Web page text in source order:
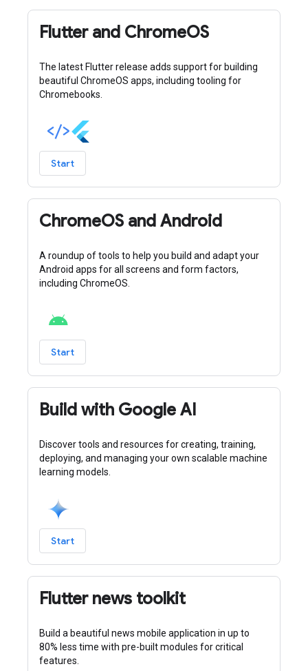
Flutter and ChromeOS
The latest Flutter release adds support for building
beautiful ChromeOS apps, including tooling for
Chromebooks.
Start
ChromeOS and Android
A roundup of tools to help you build and adapt your
Android apps for all screens and form factors,
including ChromeOS.
Start
Build with Google AI
Discover tools and resources for creating, training,
deploying, and managing your own scalable machine
learning models.
Start
Flutter news toolkit
Build a beautiful news mobile application in up to
80% less time with pre-built modules for critical
features.